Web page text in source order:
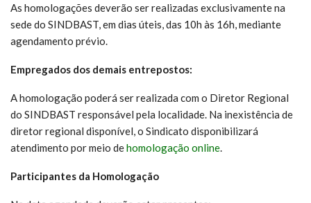
As homologações deverão ser realizadas exclusivamente na
sede do SINDBAST, em dias úteis, das 10h às 16h, mediante
agendamento prévio.
Empregados dos demais entrepostos:
A homologação poderá ser realizada com o Diretor Regional
do SINDBAST responsável pela localidade. Na inexistência de
diretor regional disponível, o Sindicato disponibilizará
atendimento por meio dehomologação online.
Participantes da Homologação